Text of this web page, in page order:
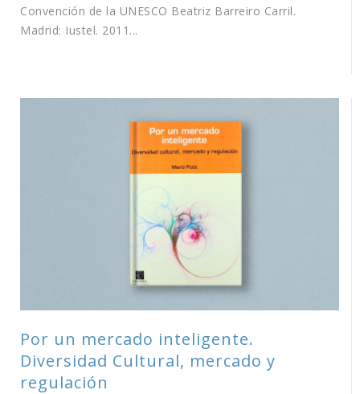
Convención de la UNESCO Beatriz Barreiro Carril.
Madrid: Iustel. 2011...
Por un mercado inteligente.
Diversidad Cultural, mercado y
regulación